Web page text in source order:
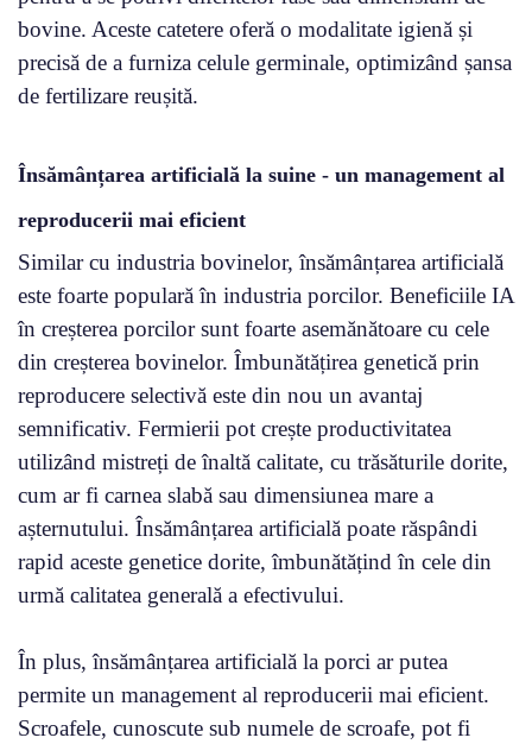
bovine. Aceste catetere oferă o modalitate igienă și
precisă de a furniza celule germinale, optimizând șansa
de fertilizare reușită.
Însămânțarea artificială la suine - un management al
reproducerii mai eficient
Similar cu industria bovinelor, însămânțarea artificială
este foarte populară în industria porcilor. Beneficiile IA
în creșterea porcilor sunt foarte asemănătoare cu cele
din creșterea bovinelor. Îmbunătățirea genetică prin
reproducere selectivă este din nou un avantaj
semnificativ. Fermierii pot crește productivitatea
utilizând mistreți de înaltă calitate, cu trăsăturile dorite,
cum ar fi carnea slabă sau dimensiunea mare a
așternutului. Însămânțarea artificială poate răspândi
rapid aceste genetice dorite, îmbunătățind în cele din
urmă calitatea generală a efectivului.
În plus, însămânțarea artificială la porci ar putea
permite un management al reproducerii mai eficient.
Scroafele, cunoscute sub numele de scroafe, pot fi